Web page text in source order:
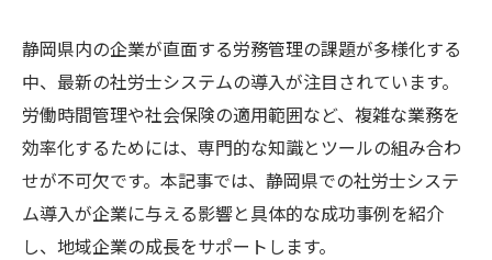
静岡県内の企業が直面する労務管理の課題が多様化する
中、最新の社労士システムの導入が注目されています。
労働時間管理や社会保険の適用範囲など、複雑な業務を
効率化するためには、専門的な知識とツールの組み合わ
せが不可欠です。本記事では、静岡県での社労士システ
ム導入が企業に与える影響と具体的な成功事例を紹介
し、地域企業の成長をサポートします。